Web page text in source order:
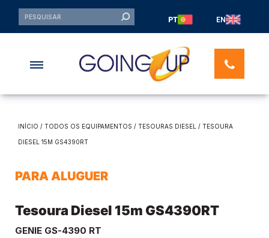
PT EN
INÍCIO / TODOS OS EQUIPAMENTOS / TESOURAS DIESEL / TESOURA
DIESEL 15M GS4390RT
PARA ALUGUER
Tesoura Diesel 15m GS4390RT
GENIE GS-4390 RT